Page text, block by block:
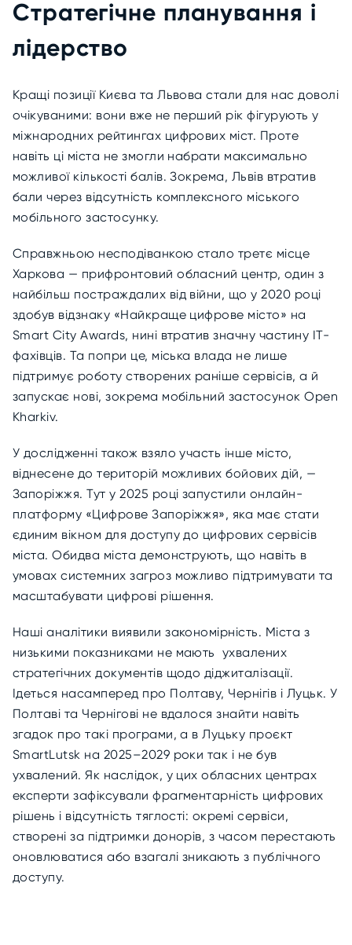
Стратегічне планування і
лідерство
Кращі позиції Києва та Львова стали для нас доволі
очікуваними: вони вже не перший рік фігурують у
міжнародних рейтингах цифрових міст. Проте
навіть ці міста не змогли набрати максимально
можливої кількості балів. Зокрема, Львів втратив
бали через відсутність комплексного міського
мобільного застосунку.
Справжньою несподіванкою стало третє місце
Харкова — прифронтовий обласний центр, один з
найбільш постраждалих від війни, що у 2020 році
здобув відзнаку «Найкраще цифрове місто» на
Smart City Awards, нині втратив значну частину ІТ-
фахівців. Та попри це, міська влада не лише
підтримує роботу створених раніше сервісів, а й
запускає нові, зокрема мобільний застосунок Open
Kharkiv.
У дослідженні також взяло участь інше місто,
віднесене до територій можливих бойових дій, —
Запоріжжя. Тут у 2025 році запустили онлайн-
платформу «Цифрове Запоріжжя», яка має стати
єдиним вікном для доступу до цифрових сервісів
міста. Обидва міста демонструють, що навіть в
умовах системних загроз можливо підтримувати та
масштабувати цифрові рішення.
Наші аналітики виявили закономірність. Міста з
низькими показниками не мають ухвалених
стратегічних документів щодо діджиталізації.
Ідеться насамперед про Полтаву, Чернігів і Луцьк. У
Полтаві та Чернігові не вдалося знайти навіть
згадок про такі програми, а в Луцьку проєкт
SmartLutsk на 2025–2029 роки так і не був
ухвалений. Як наслідок, у цих обласних центрах
експерти зафіксували фрагментарність цифрових
рішень і відсутність тяглості: окремі сервіси,
створені за підтримки донорів, з часом перестають
оновлюватися або взагалі зникають з публічного
доступу.